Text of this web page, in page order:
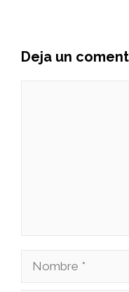
Deja un
Nombre